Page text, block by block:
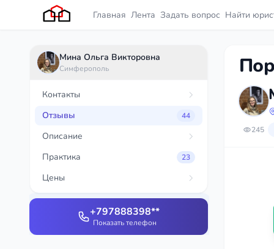
Главная Лента Задать вопрос Найти
Мина Ольга Викторовна
Симферополь
Контакты
Отзывы
44
Описание
Практика
23
Цены
+797888398**
Показать телефон
245